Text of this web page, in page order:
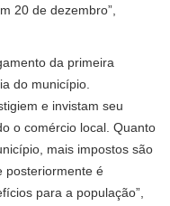
20 de dezembro”,
da primeira
do município.
e invistam seu
o comércio local. Quanto
mais impostos são
posteriormente é
para a população”,